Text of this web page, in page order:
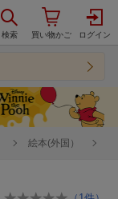
絵本(外国）